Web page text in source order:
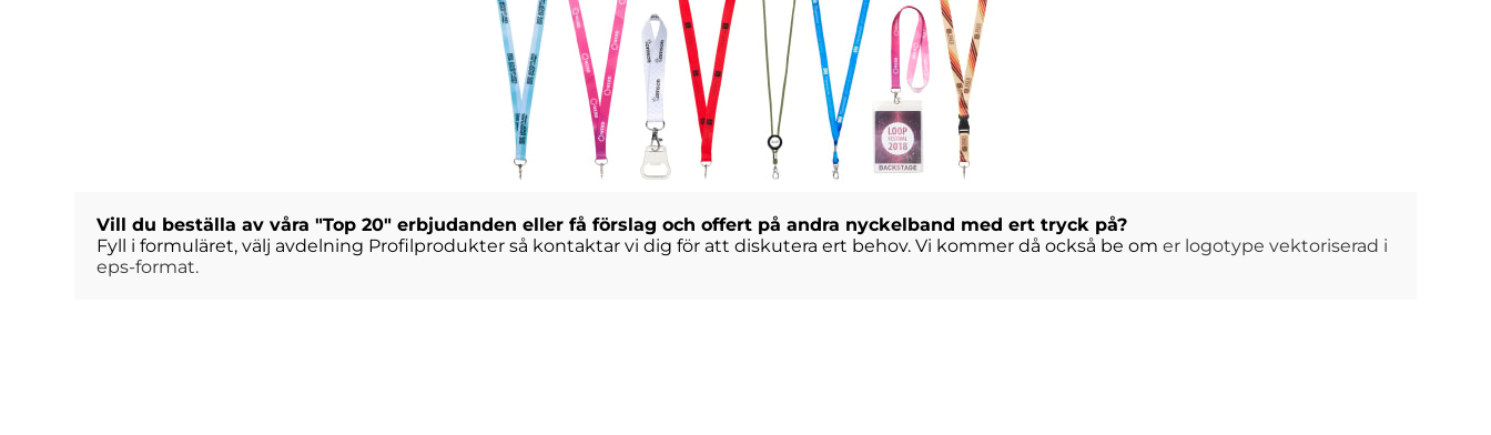
Vill du beställa av våra "Top 20" erbjudanden eller få förslag och offert på andra nyckelband med ert tryck på?
Fyll i formuläret, välj avdelning Profilprodukter så kontaktar vi dig för att diskutera ert behov. Vi kommer då också be omer logotype vektoriserad i
eps-format.